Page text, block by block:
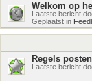
Welkom op
Laatste bericht
Geplaatst in
Regels
Laatste bericht